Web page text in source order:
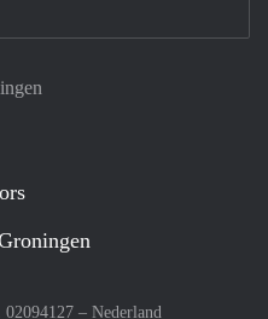
– Nederland